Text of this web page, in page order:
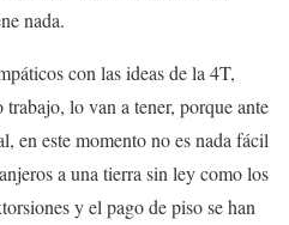
nada.
con las ideas de la 4T,
lo van a tener, porque ante
en este momento no es nada fácil
a una tierra sin ley como los
y el pago de piso se han